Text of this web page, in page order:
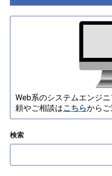
Web系のシステムエンジ
頼やご相談はこちらからご
検索